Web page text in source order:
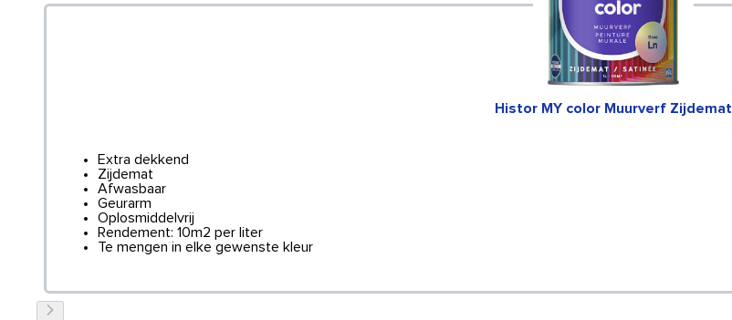
Histor MY color Muurverf Zijdemat
Extra dekkend
Zijdemat
Afwasbaar
Geurarm
Oplosmiddelvrij
Rendement: 10m2 per liter
Te mengen in elke gewenste kleur